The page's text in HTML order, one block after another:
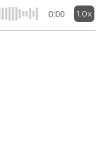
0:00 1.0x